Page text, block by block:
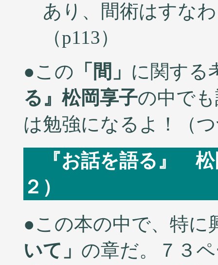
あり、間術はすな
（p113）
●この 「間」 に関する
る』松岡享子の中で
は勉強になるよ！（
『お話を語る』
２）
●この本の中で、特に
いて」 の章だ。７３